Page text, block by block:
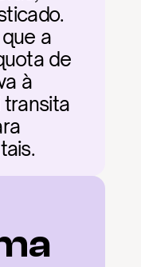
a
de
à
transita